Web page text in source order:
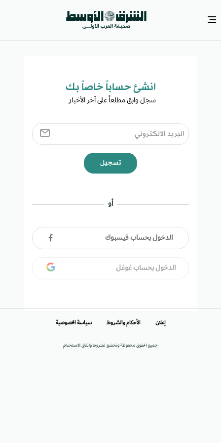
انشئ حساباً خاصاً بك​
سجل وابق مطلعاً على آخر الأخبار ​
تسجيل
أو
الدخول بحساب فيسبوك
الدخول بحساب غوغل
جميع الحقوق محفوظة وتخضع لشروط واتفاق الاستخدام
إعلان الأحكام والشروط سياسة الخصوصية